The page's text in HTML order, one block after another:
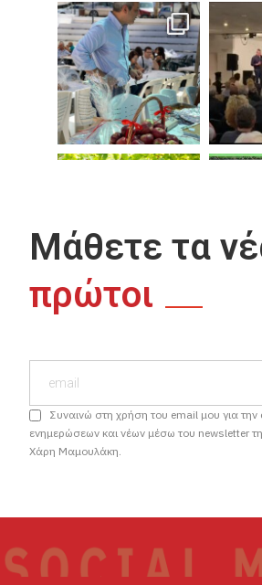
Μάθετε τα
πρώτοι
Συναινώ στη χρήση του email μου για
ενημερώσεων και νέων μέσω του newsletter
Χάρη Μαμουλάκη.